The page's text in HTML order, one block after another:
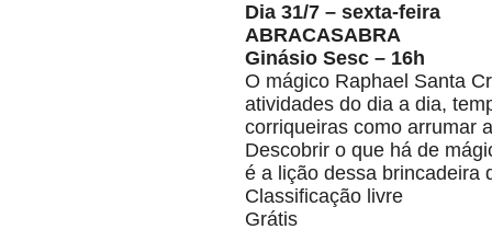
Dia 31/7 – sexta-feira
ABRACASABRA
Ginásio Sesc – 16h
O mágico Raphael Santa
atividades do dia a dia,
corriqueiras como arrumar
Descobrir o que há de
é a lição dessa brincadeira
Classificação livre
Grátis